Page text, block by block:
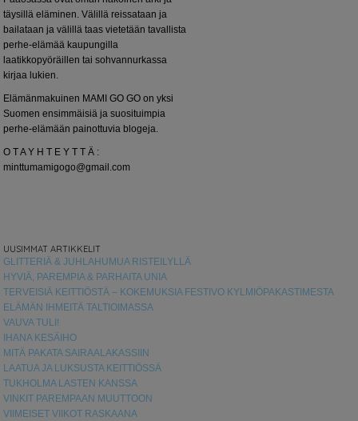
täysillä eläminen. Välillä reissataan ja
bailataan ja välillä taas vietetään tavallista
perhe-elämää kaupungilla
laatikkopyöräillen tai sohvannurkassa
kirjaa lukien.
Elämänmakuinen MAMI GO GO on yksi
Suomen ensimmäisiä ja suosituimpia
perhe-elämään painottuvia blogeja.
O T A Y H T E Y T T Ä :
minttumamigogo@gmail.com
UUSIMMAT ARTIKKELIT
GLITTERIÄ & JUHLAHUMUA RISTEILYLLÄ
HYVIÄ, PAREMPIA & PARHAITA UNIA
TERVEISIÄ KEITTIÖSTÄ – KOKEMUKSIA FESTIVO KYLMIÖPAKASTIMESTA
ELÄMÄN IHMEITÄ TALTIOIMASSA
VAUVA TULI!
IHANA KESÄIHO
MITÄ PAKATA SAIRAALAKASSIIN
LAATUA JA LUKSUSTA KEITTIÖSSÄ
TUKHOLMA LASTEN KANSSA
VINKIT PAREMPAAN MUUTTOON
VIIMEISET VIIKOT RASKAANA